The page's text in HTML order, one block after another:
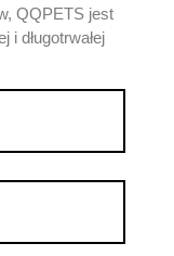
QQPETS jest
długotrwałej